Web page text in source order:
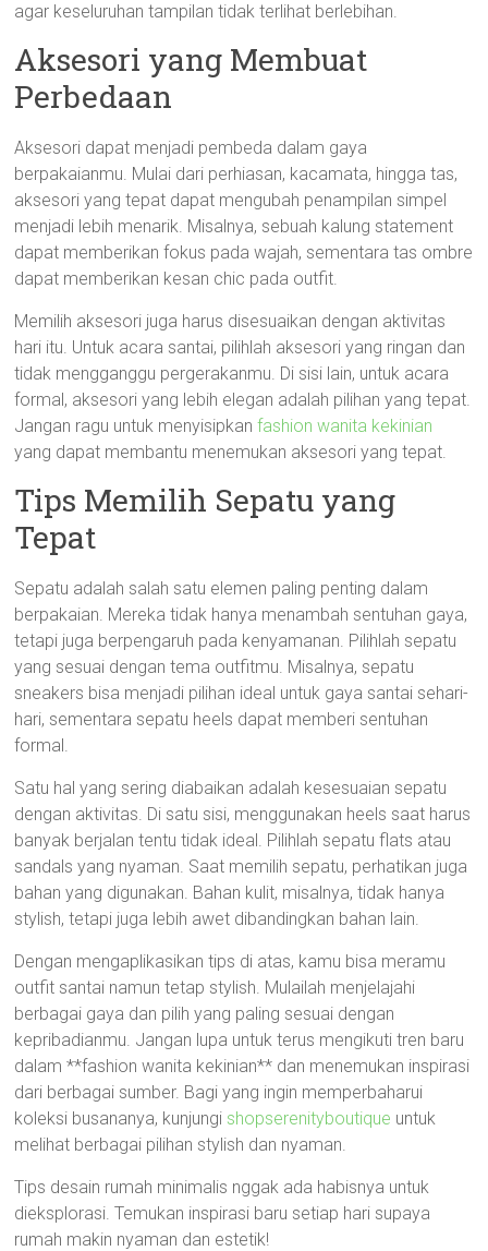
agar keseluruhan tampilan tidak terlihat berlebihan.
Aksesori yang Membuat
Perbedaan
Aksesori dapat menjadi pembeda dalam gaya
berpakaianmu. Mulai dari perhiasan, kacamata, hingga tas,
aksesori yang tepat dapat mengubah penampilan simpel
menjadi lebih menarik. Misalnya, sebuah kalung statement
dapat memberikan fokus pada wajah, sementara tas ombre
dapat memberikan kesan chic pada outfit.
Memilih aksesori juga harus disesuaikan dengan aktivitas
hari itu. Untuk acara santai, pilihlah aksesori yang ringan dan
tidak mengganggu pergerakanmu. Di sisi lain, untuk acara
formal, aksesori yang lebih elegan adalah pilihan yang tepat.
Jangan ragu untuk menyisipkanfashion wanita kekinian
yang dapat membantu menemukan aksesori yang tepat.
Tips Memilih Sepatu yang
Tepat
Sepatu adalah salah satu elemen paling penting dalam
berpakaian. Mereka tidak hanya menambah sentuhan gaya,
tetapi juga berpengaruh pada kenyamanan. Pilihlah sepatu
yang sesuai dengan tema outfitmu. Misalnya, sepatu
sneakers bisa menjadi pilihan ideal untuk gaya santai sehari-
hari, sementara sepatu heels dapat memberi sentuhan
formal.
Satu hal yang sering diabaikan adalah kesesuaian sepatu
dengan aktivitas. Di satu sisi, menggunakan heels saat harus
banyak berjalan tentu tidak ideal. Pilihlah sepatu flats atau
sandals yang nyaman. Saat memilih sepatu, perhatikan juga
bahan yang digunakan. Bahan kulit, misalnya, tidak hanya
stylish, tetapi juga lebih awet dibandingkan bahan lain.
Dengan mengaplikasikan tips di atas, kamu bisa meramu
outfit santai namun tetap stylish. Mulailah menjelajahi
berbagai gaya dan pilih yang paling sesuai dengan
kepribadianmu. Jangan lupa untuk terus mengikuti tren baru
dalam **fashion wanita kekinian** dan menemukan inspirasi
dari berbagai sumber. Bagi yang ingin memperbaharui
koleksi busananya, kunjungi shopserenityboutique untuk
melihat berbagai pilihan stylish dan nyaman.
Tips desain rumah minimalis nggak ada habisnya untuk
dieksplorasi. Temukan inspirasi baru setiap hari supaya
rumah makin nyaman dan estetik!